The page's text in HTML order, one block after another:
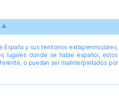
y sus territorios extrapeninsulares,
lugares donde se hable español, estos
o puedan ser malinterpretados por